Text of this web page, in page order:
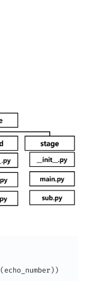
( echo_number ) )